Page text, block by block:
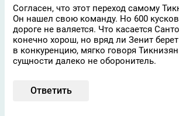
Согласен, что этот переход самому
Он нашел свою команду. Но 600
дороге не валяется. Что касается
конечно хорош, но вряд ли Зенит
в конкуренцию, мягко говоря
сущности далеко не оборонитель.
Ответить